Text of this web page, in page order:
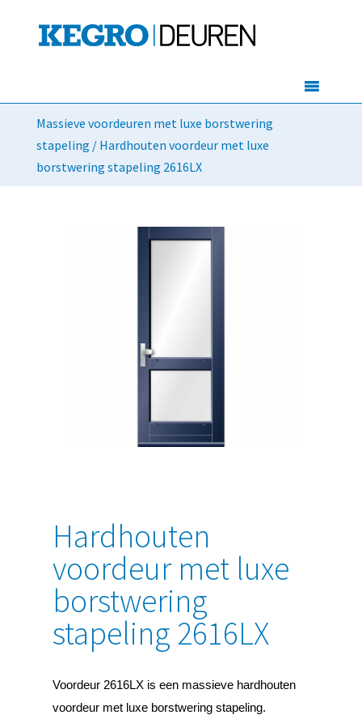
Massieve voordeuren met luxe borstwering
stapeling / Hardhouten voordeur met luxe
borstwering stapeling 2616LX
Hardhouten
voordeur met luxe
borstwering
stapeling 2616LX
Voordeur 2616LX is een massieve hardhouten
voordeur met luxe borstwering stapeling.